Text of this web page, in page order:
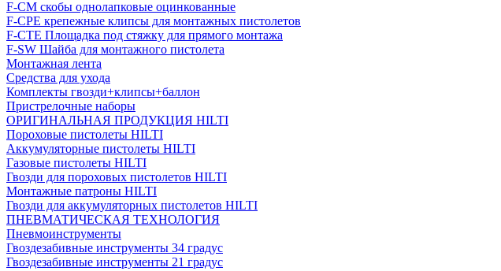
F-CM скобы однолапковые оцинкованные
F-CPE крепежные клипсы для монтажных пистолетов
F-CTE Площадка под стяжку для прямого монтажа
F-SW Шайба для монтажного пистолета
Монтажная лента
Средства для ухода
Комплекты гвозди+клипсы+баллон
Пристрелочные наборы
ОРИГИНАЛЬНАЯ ПРОДУКЦИЯ HILTI
Пороховые пистолеты HILTI
Аккумуляторные пистолеты HILTI
Газовые пистолеты HILTI
Гвозди для пороховых пистолетов HILTI
Монтажные патроны HILTI
Гвозди для аккумуляторных пистолетов HILTI
ПНЕВМАТИЧЕСКАЯ ТЕХНОЛОГИЯ
Пневмоинструменты
Гвоздезабивные инструменты 34 градус
Гвоздезабивные инструменты 21 градус